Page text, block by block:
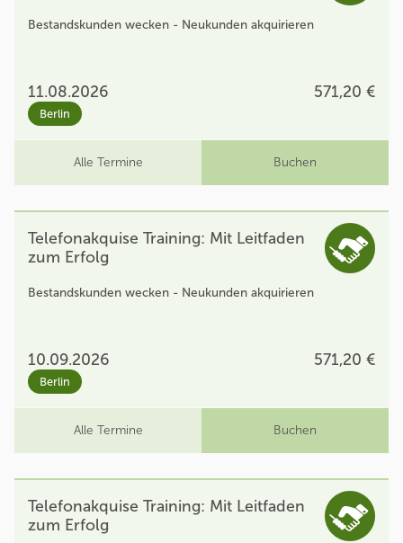
Bestandskunden wecken - Neukunden akquirieren
11.08.2026 571,20 €
Berlin
Alle Termine Buchen
Telefonakquise Training: Mit Leitfaden
zum Erfolg
Bestandskunden wecken - Neukunden akquirieren
10.09.2026 571,20 €
Berlin
Alle Termine Buchen
Telefonakquise Training: Mit Leitfaden
zum Erfolg